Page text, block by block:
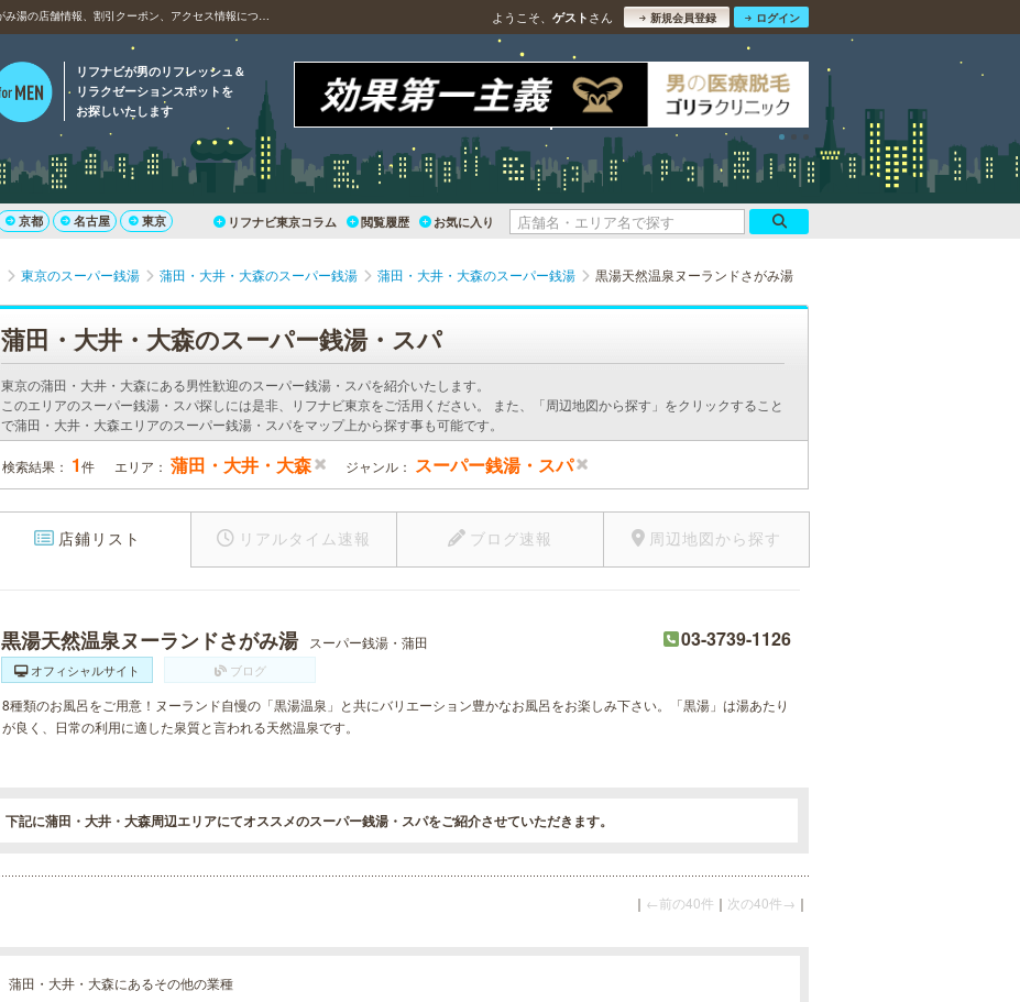
蒲田のスーパー銭湯、黒湯天然温泉ヌーランドさがみ湯の店舗情報、割引クーポン、アクセス情報について ようこそ、 ゲスト さん 新規会員登録 ログイン
リフナビが男のリフレッシュ＆
リラクゼーションスポットを
お探しいたします
京都 名古屋 東京 リフナビ東京コラム 閲覧履歴 お気に入り
東京のスーパー銭湯 蒲田・大井・大森のスーパー銭湯 蒲田・大井・大森のスーパー銭湯 黒湯天然温泉ヌーランドさがみ湯
蒲田・大井・大森のスーパー銭湯・スパ
東京の蒲田・大井・大森にある男性歓迎のスーパー銭湯・スパを紹介いたします。
このエリアのスーパー銭湯・スパ探しには是非、リフナビ東京をご活用ください。 また、「周辺地図から探す」をクリックすること
で蒲田・大井・大森エリアのスーパー銭湯・スパをマップ上から探す事も可能です。
検索結果： 1件 エリア： 蒲田・大井・大森 ジャンル： スーパー銭湯・スパ
店鋪リスト リアルタイム速報 ブログ速報 周辺地図から探す
黒湯天然温泉ヌーランドさがみ湯 スーパー銭湯・蒲田 03-3739-1126
オフィシャルサイト ブログ
8種類のお風呂をご用意！ヌーランド自慢の「黒湯温泉」と共にバリエーション豊かなお風呂をお楽しみ下さい。「黒湯」は湯あたり
が良く、日常の利用に適した泉質と言われる天然温泉です。
下記に蒲田・大井・大森周辺エリアにてオススメのスーパー銭湯・スパをご紹介させていただきます。
｜ ←前の40件 ｜ 次の40件→ ｜
蒲田・大井・大森にあるその他の業種